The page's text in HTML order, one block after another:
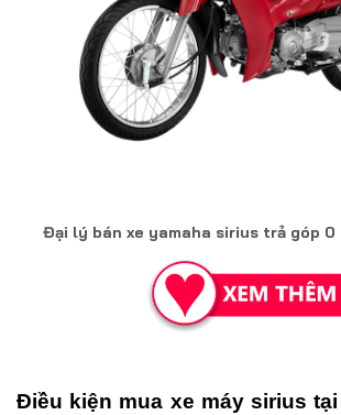
Đại lý bán xe yamaha sirius trả góp
Điều kiện mua xe máy sirius